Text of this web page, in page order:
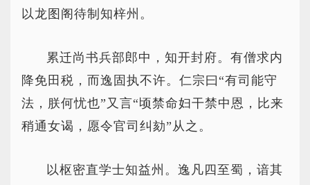
以龙图阁待制知梓州。
累迁尚书兵部郎中，知开封府。有僧求内
降免田税，而逸固执不许。仁宗曰“有司能守
法，朕何忧也”又言“顷禁命妇干禁中恩，比来
稍通女谒，愿令官司纠劾”从之。
以枢密直学士知益州。逸凡四至蜀，谙其